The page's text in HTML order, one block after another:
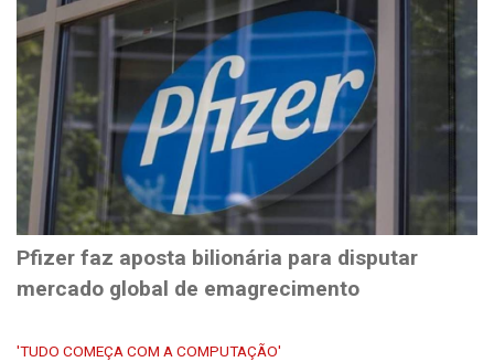
Pfizer faz aposta bilionária para disputar
mercado global de emagrecimento
'TUDO COMEÇA COM A COMPUTAÇÃO'